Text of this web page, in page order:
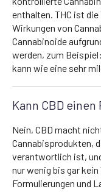
enthalten. THC ist
Wirkungen von
Cannabinoide
werden, zum
kann wie eine sehr
Kann CBD einen
Nein, CBD macht
Cannabisprodukten,
verantwortlich ist,
nur wenig bis gar
Formulierungen und